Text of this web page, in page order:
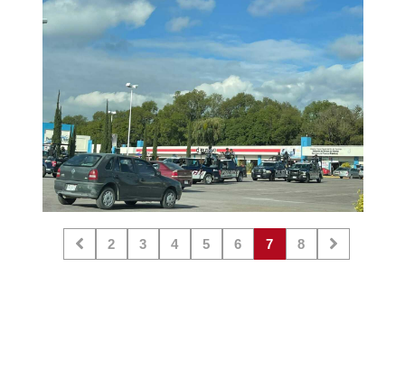
2 3 4 5 6 7 8